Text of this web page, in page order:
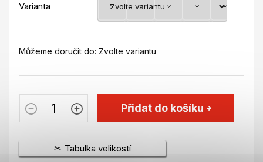
Varianta
Můžeme doručit do: Zvolte variantu
Přidat do košíku
Tabulka velikostí